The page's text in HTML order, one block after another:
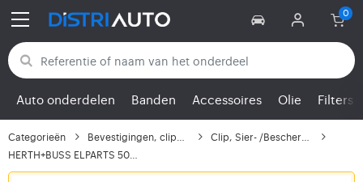
Terug naar categorieën
Auto onderdelen Banden Accessoires Olie Filters
Categorieën